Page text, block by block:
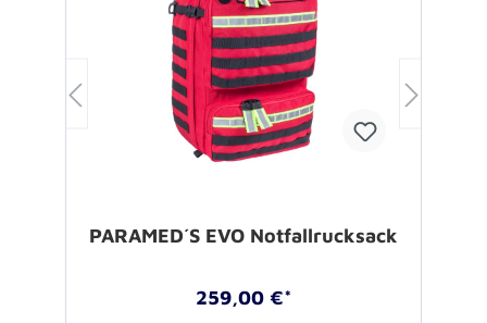
PARAMED´S EVO Notfallrucksack
259,00 €*